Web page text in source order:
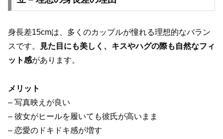
身長差15cmは、多くのカップルが憧れる理想的なバラン
スです。
見た目にも美しく、キスやハグの際も自然なフィ
ット感があります。
メリット
– 写真映えが良い
– 彼女がヒールを履いても彼氏が高いまま
– 恋愛のドキドキ感が増す